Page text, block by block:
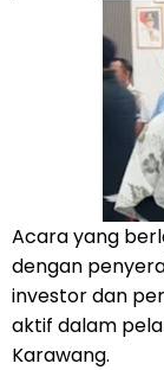
Acara yang
dengan
investor dan
aktif dalam
Karawang.